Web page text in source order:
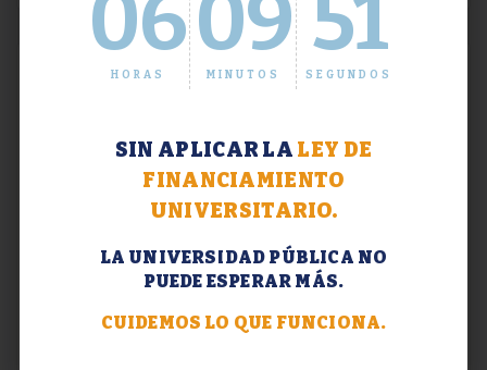
06
HORAS
09
MINUTOS
52
SEGUNDOS
SIN APLICAR LA LEY DE
FINANCIAMIENTO
UNIVERSITARIO.
LA UNIVERSIDAD PÚBLICA NO
PUEDE ESPERAR MÁS.
CUIDEMOS LO QUE FUNCIONA.
Extensión. Diplomaturas 2026.